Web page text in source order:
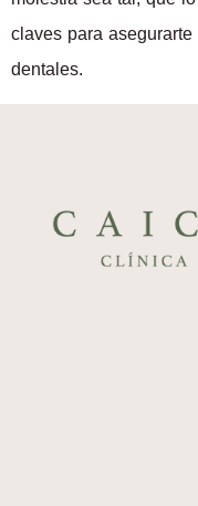
claves para
dentales.